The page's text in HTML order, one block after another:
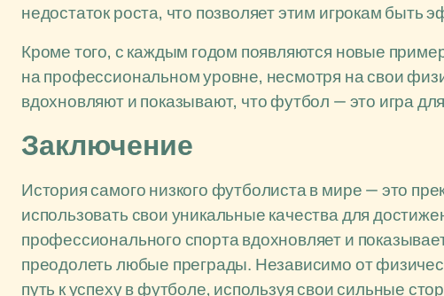
недостаток роста, что позволяет этим игрокам быть
Кроме того, с каждым годом появляются новые
на профессиональном уровне, несмотря на свои
вдохновляют и показывают, что футбол — это игра
Заключение
История самого низкого футболиста в мире — это
использовать свои уникальные качества для
профессионального спорта вдохновляет и
преодолеть любые преграды. Независимо от
путь к успеху в футболе, используя свои сильные